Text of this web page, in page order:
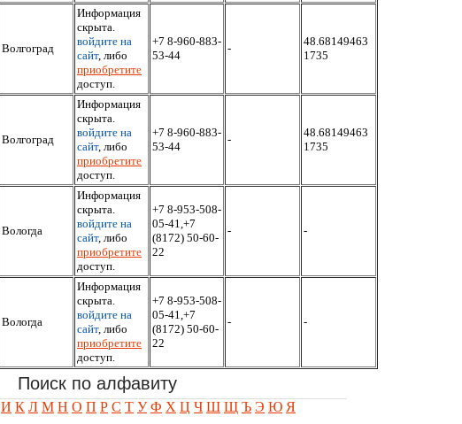
Волгоград
Информация
скрыта.
войдите на
сайт, либо
приобретите
доступ.
+7 8-960-883-
53-44
-
48.68149463
1735
Волгоград
Информация
скрыта.
войдите на
сайт, либо
приобретите
доступ.
+7 8-960-883-
53-44
-
48.68149463
1735
Вологда
Информация
скрыта.
войдите на
сайт, либо
приобретите
доступ.
+7 8-953-508-
05-41,+7
(8172) 50-60-
22
- -
Вологда
Информация
скрыта.
войдите на
сайт, либо
приобретите
доступ.
+7 8-953-508-
05-41,+7
(8172) 50-60-
22
- -
Поиск по алфавиту
И К Л М Н О П Р С Т У Ф Х Ц Ч Ш Щ Ъ Э Ю Я